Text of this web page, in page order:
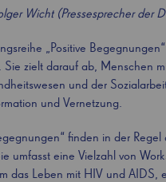
Wicht (Pressesprecher der
„Positive
Sie zielt darauf ab, Menschen
und der
und Vernetzung.
finden in der
umfasst eine Vielzahl von
das Leben mit HIV und